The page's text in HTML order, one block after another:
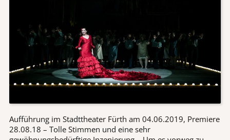
Aufführung im Stadttheater Fürth am 04.06.2019, Premiere
28.08.18 – Tolle Stimmen und eine sehr